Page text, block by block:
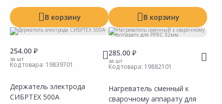
В корзину В корзину
254.00 ₽
за шт
Код товара: 19839701
Держатель электрода
СИБРТЕХ 500А
285.00 ₽
за шт
Код товара: 19882101
Нагреватель сменный к
сварочному аппарату для